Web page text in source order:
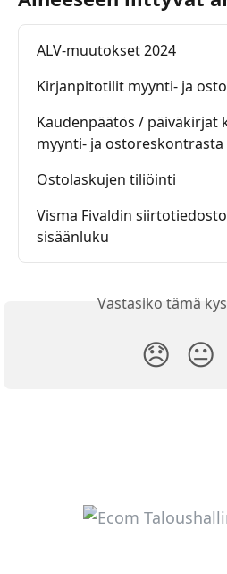
ALV-muutokset 2024
Kirjanpitotilit myynti- ja
Kaudenpäätös / päiväkirjat
myynti- ja ostoreskontrasta
Ostolaskujen tiliöinti
Visma Fivaldin
sisäänluku
Vastasiko tämä
😞 😐